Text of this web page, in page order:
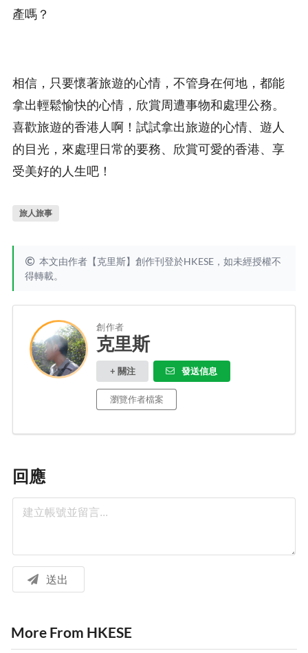
產嗎？
相信，只要懷著旅遊的心情，不管身在何地，都能
拿出輕鬆愉快的心情，欣賞周遭事物和處理公務。
喜歡旅遊的香港人啊！試試拿出旅遊的心情、遊人
的目光，來處理日常的要務、欣賞可愛的香港、享
受美好的人生吧！
旅人旅事
本文由作者【克里斯】創作刊登於HKESE，如未經授權不
得轉載。
創作者
克里斯
+ 關注 發送信息
瀏覽作者檔案
回應
送出
More From HKESE